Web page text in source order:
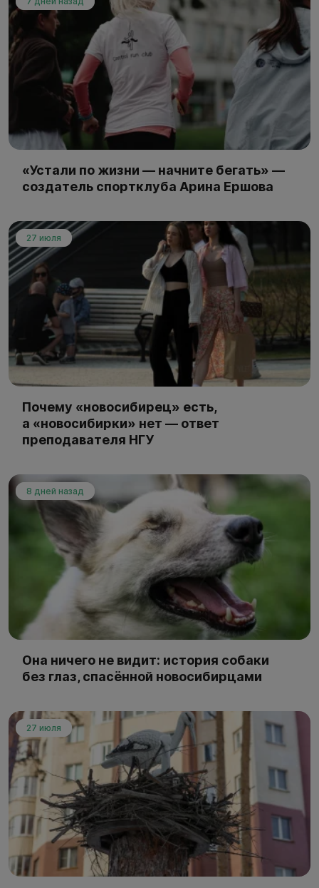
«Устали по жизни — начните бегать» —
создатель спортклуба Арина Ершова
27 июля
Почему «новосибирец» есть,
а «новосибирки» нет — ответ
преподавателя НГУ
8 дней назад
Она ничего не видит: история собаки
без глаз, спасённой новосибирцами
27 июля